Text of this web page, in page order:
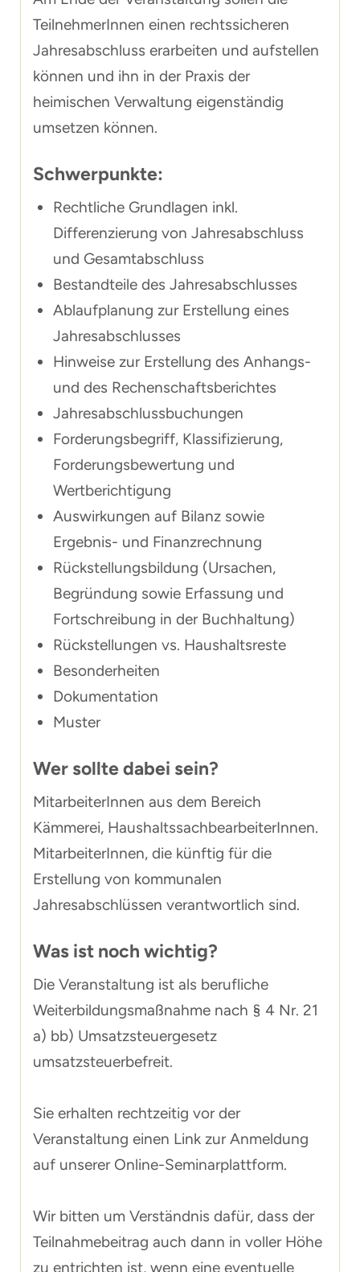
TeilnehmerInnen einen rechtssicheren
Jahresabschluss erarbeiten und aufstellen
können und ihn in der Praxis der
heimischen Verwaltung eigenständig
umsetzen können.
Schwerpunkte:
Rechtliche Grundlagen inkl.
Differenzierung von Jahresabschluss
und Gesamtabschluss
Bestandteile des Jahresabschlusses
Ablaufplanung zur Erstellung eines
Jahresabschlusses
Hinweise zur Erstellung des Anhangs-
und des Rechenschaftsberichtes
Jahresabschlussbuchungen
Forderungsbegriff, Klassifizierung,
Forderungsbewertung und
Wertberichtigung
Auswirkungen auf Bilanz sowie
Ergebnis- und Finanzrechnung
Rückstellungsbildung (Ursachen,
Begründung sowie Erfassung und
Fortschreibung in der Buchhaltung)
Rückstellungen vs. Haushaltsreste
Besonderheiten
Dokumentation
Muster
Wer sollte dabei sein?
MitarbeiterInnen aus dem Bereich
Kämmerei, HaushaltssachbearbeiterInnen.
MitarbeiterInnen, die künftig für die
Erstellung von kommunalen
Jahresabschlüssen verantwortlich sind.
Was ist noch wichtig?
Die Veranstaltung ist als berufliche
Weiterbildungsmaßnahme nach § 4 Nr. 21
a) bb) Umsatzsteuergesetz
umsatzsteuerbefreit.
Sie erhalten rechtzeitig vor der
Veranstaltung einen Link zur Anmeldung
auf unserer Online-Seminarplattform.
Wir bitten um Verständnis dafür, dass der
Teilnahmebeitrag auch dann in voller Höhe
zu entrichten ist, wenn eine eventuelle